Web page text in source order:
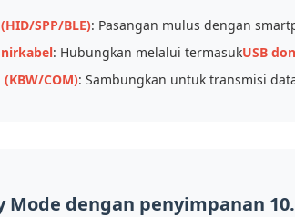
SPP/BLE): Pasangan mulus dengan
nirkabel: Hubungkan melalui termasukUSB
(KBW/COM): Sambungkan untuk transmisi
dengan penyimpanan